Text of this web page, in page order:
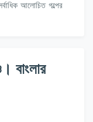
আলোচিত গল্পের
বাংলার